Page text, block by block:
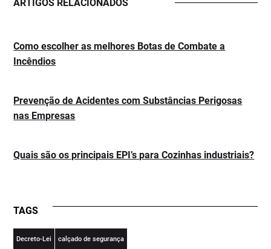
ARTIGOS RELACIONADOS
Como escolher as melhores Botas de Combate a
Incêndios
Prevenção de Acidentes com Substâncias Perigosas
nas Empresas
Quais são os principais EPI’s para Cozinhas industriais?
TAGS
Decreto-Lei calçado de segurança